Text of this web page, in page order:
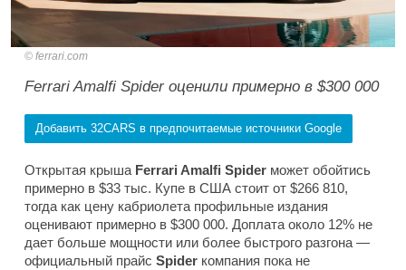
ferrari.com
Ferrari Amalfi Spider оценили примерно в $300 000
Добавить 32CARS в предпочитаемые источники Google
Открытая крыша Ferrari Amalfi Spider может обойтись
примерно в $33 тыс. Купе в США стоит от $266 810,
тогда как цену кабриолета профильные издания
оценивают примерно в $300 000. Доплата около 12% не
дает больше мощности или более быстрого разгона —
официальный прайс Spider компания пока не